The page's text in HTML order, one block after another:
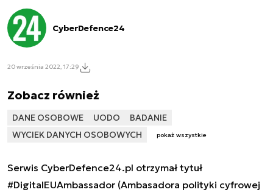
CyberDefence24
20 września 2022, 17:29
Zobacz również
DANE OSOBOWE UODO
BADANIE
WYCIEK DANYCH OSOBOWYCH
pokaż wszystkie
Serwis CyberDefence24.pl otrzymał tytuł
#DigitalEUAmbassador (Ambasadora polityki cyfrowej